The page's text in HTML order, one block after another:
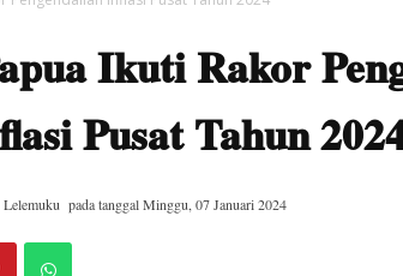
Ikuti Rakor
Pusat Tahun
pada tanggalMinggu, 07 Januari 2024